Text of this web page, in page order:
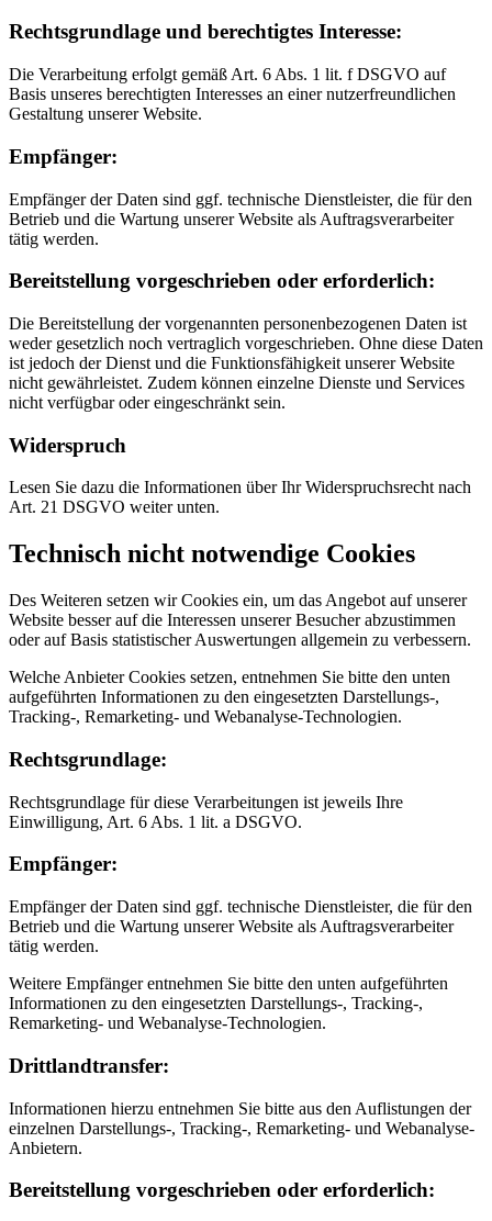
Rechtsgrundlage und berechtigtes Interesse:
Die Verarbeitung erfolgt gemäß Art. 6 Abs. 1 lit. f DSGVO auf
Basis unseres berechtigten Interesses an einer nutzerfreundlichen
Gestaltung unserer Website.
Empfänger:
Empfänger der Daten sind ggf. technische Dienstleister, die für den
Betrieb und die Wartung unserer Website als Auftragsverarbeiter
tätig werden.
Bereitstellung vorgeschrieben oder erforderlich:
Die Bereitstellung der vorgenannten personenbezogenen Daten ist
weder gesetzlich noch vertraglich vorgeschrieben. Ohne diese Daten
ist jedoch der Dienst und die Funktionsfähigkeit unserer Website
nicht gewährleistet. Zudem können einzelne Dienste und Services
nicht verfügbar oder eingeschränkt sein.
Widerspruch
Lesen Sie dazu die Informationen über Ihr Widerspruchsrecht nach
Art. 21 DSGVO weiter unten.
Technisch nicht notwendige Cookies
Des Weiteren setzen wir Cookies ein, um das Angebot auf unserer
Website besser auf die Interessen unserer Besucher abzustimmen
oder auf Basis statistischer Auswertungen allgemein zu verbessern.
Welche Anbieter Cookies setzen, entnehmen Sie bitte den unten
aufgeführten Informationen zu den eingesetzten Darstellungs-,
Tracking-, Remarketing- und Webanalyse-Technologien.
Rechtsgrundlage:
Rechtsgrundlage für diese Verarbeitungen ist jeweils Ihre
Einwilligung, Art. 6 Abs. 1 lit. a DSGVO.
Empfänger:
Empfänger der Daten sind ggf. technische Dienstleister, die für den
Betrieb und die Wartung unserer Website als Auftragsverarbeiter
tätig werden.
Weitere Empfänger entnehmen Sie bitte den unten aufgeführten
Informationen zu den eingesetzten Darstellungs-, Tracking-,
Remarketing- und Webanalyse-Technologien.
Drittlandtransfer:
Informationen hierzu entnehmen Sie bitte aus den Auflistungen der
einzelnen Darstellungs-, Tracking-, Remarketing- und Webanalyse-
Anbietern.
Bereitstellung vorgeschrieben oder erforderlich: